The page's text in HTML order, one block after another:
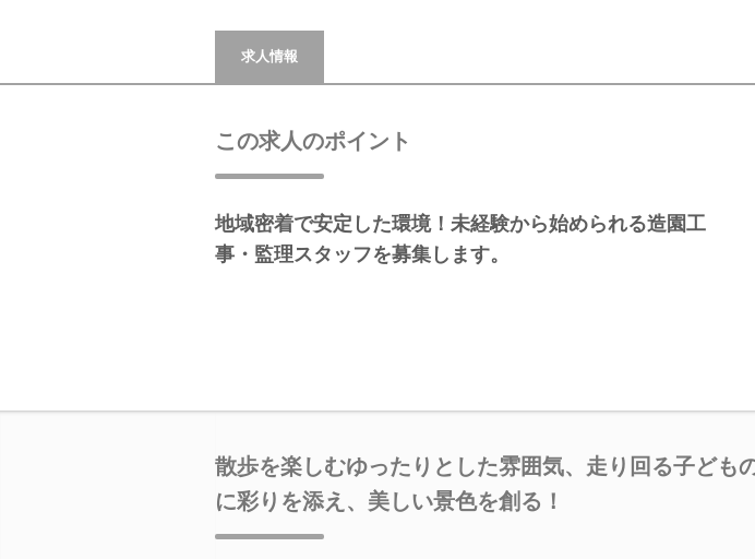
求人情報
この求人のポイント
地域密着で安定した環境！未経験から始められる造園工
事・監理スタッフを募集します。
散歩を楽しむゆったりとした雰囲気、走り回る子ども
に彩りを添え、美しい景色を創る！